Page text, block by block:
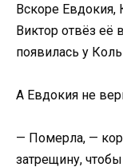
Вскоре Евдокия,
Виктор отвёз её
появилась у
А Евдокия не
— Померла, —
затрещину,